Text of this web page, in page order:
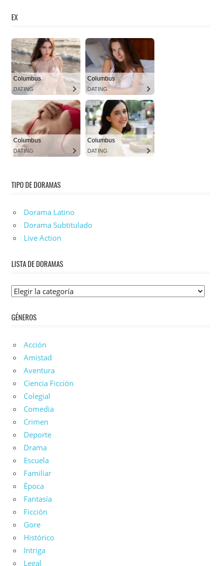
EX
TIPO DE DORAMAS
Dorama Latino
Dorama Subtitulado
Live Action
LISTA DE DORAMAS
Lista
Doramas
GÉNEROS
Acción
Amistad
Aventura
Ciencia Ficción
Colegial
Comedia
Crimen
Deporte
Drama
Escuela
Familiar
Época
Fantasía
Ficción
Gore
Histórico
Intriga
Legal